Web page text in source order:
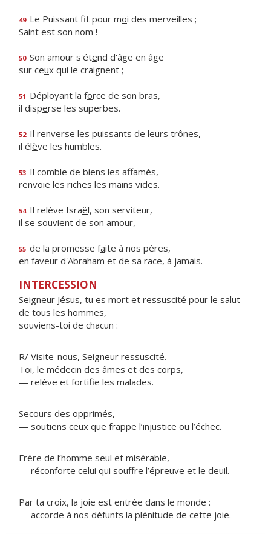
49 Le Puissant fit pour moi des merveilles ;
Saint est son nom !
50 Son amour s'étend d'âge en âge
sur ceux qui le craignent ;
51 Déployant la force de son bras,
il disperse les superbes.
52 Il renverse les puissants de leurs trônes,
il élève les humbles.
53 Il comble de biens les affamés,
renvoie les riches les mains vides.
54 Il relève Israël, son serviteur,
il se souvient de son amour,
55 de la promesse faite à nos pères,
en faveur d'Abraham et de sa race, à jamais.
INTERCESSION
Seigneur Jésus, tu es mort et ressuscité pour le salut
de tous les hommes,
souviens-toi de chacun :
R/ Visite-nous, Seigneur ressuscité.
Toi, le médecin des âmes et des corps,
— relève et fortifie les malades.
Secours des opprimés,
— soutiens ceux que frappe l’injustice ou l’échec.
Frère de l’homme seul et misérable,
— réconforte celui qui souffre l’épreuve et le deuil.
Par ta croix, la joie est entrée dans le monde :
— accorde à nos défunts la plénitude de cette joie.